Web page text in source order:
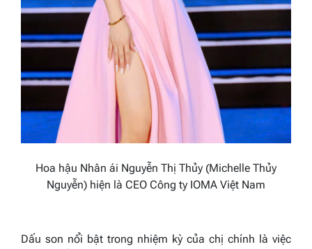
Hoa hậu Nhân ái Nguyễn Thị Thủy (Michelle Thủy
Nguyễn) hiện là CEO Công ty IOMA Việt Nam
Dấu son nổi bật trong nhiệm kỳ của chị chính là việc